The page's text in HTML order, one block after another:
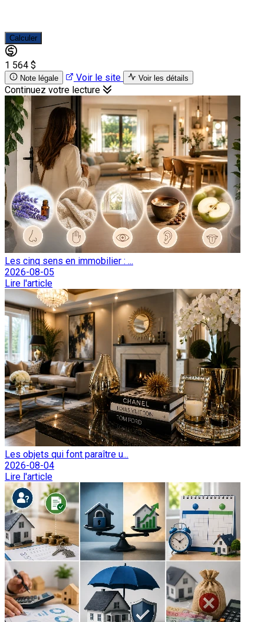
Calculer
1 564 $
Note légale Voir le site Voir les détails
Continuez votre lecture
Les cinq sens en immobilier : ...
2026-08-05
Lire l'article
Les objets qui font paraître u...
2026-08-04
Lire l'article